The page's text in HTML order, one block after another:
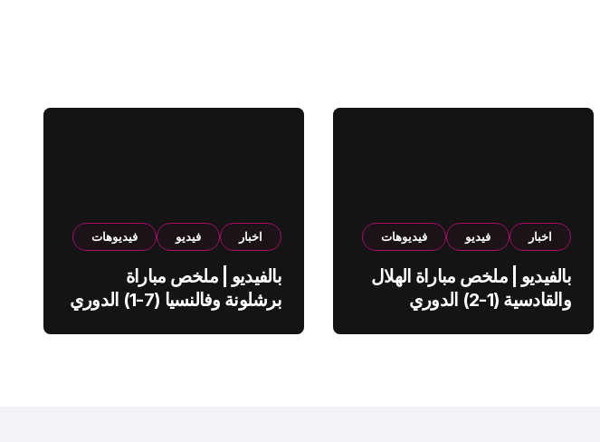
اخبار فيديو فيديوهات
بالفيديو | ملخص مباراة الهلال
والقادسية (1-2) الدوري
اخبار فيديو فيديوهات
بالفيديو | ملخص مباراة
برشلونة وفالنسيا (7-1) الدوري